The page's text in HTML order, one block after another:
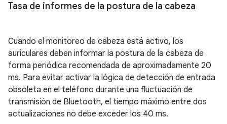
Tasa de informes de la postura de la cabeza
Cuando el monitoreo de cabeza está activo, los
auriculares deben informar la postura de la cabeza de
forma periódica recomendada de aproximadamente 20
ms. Para evitar activar la lógica de detección de entrada
obsoleta en el teléfono durante una fluctuación de
transmisión de Bluetooth, el tiempo máximo entre dos
actualizaciones no debe exceder los 40 ms.